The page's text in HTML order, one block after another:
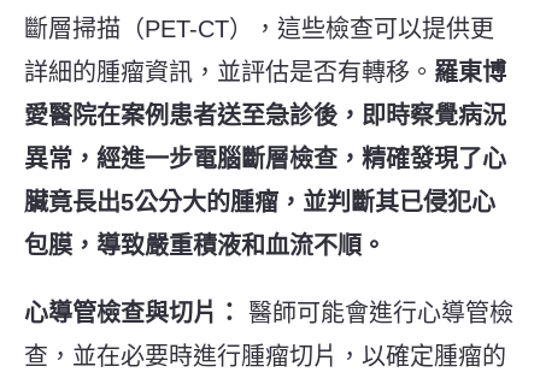
斷層掃描（PET-CT），這些檢查可以提供更
詳細的腫瘤資訊，並評估是否有轉移。 羅東博
愛醫院在案例患者送至急診後，即時察覺病況
異常，經進一步電腦斷層檢查，精確發現了心
臟竟長出5公分大的腫瘤，並判斷其已侵犯心
包膜，導致嚴重積液和血流不順。
心導管檢查與切片： 醫師可能會進行心導管檢
查，並在必要時進行腫瘤切片，以確定腫瘤的